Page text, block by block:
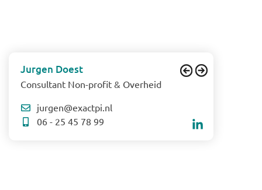
Jurgen Doest
Consultant Non-profit & Overheid
jurgen@exactpi.nl
06 - 25 45 78 99